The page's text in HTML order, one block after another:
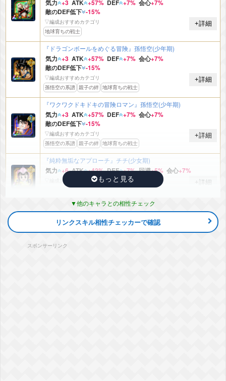
気力 +3 ATK +57% DEF +7% 会心+7%
敵のDEF低下 -15%
▽編成おすすめカテゴリ
地球育ちの戦士
+詳細
『ドラゴンボールをめぐる冒険』孫悟空(少年期)
気力 +3 ATK +57% DEF +7% 会心+7%
敵のDEF低下 -15%
▽編成おすすめカテゴリ
孫悟空の系譜 親子の絆 地球育ちの戦士
+詳細
『ワクワクドキドキの冒険ロマン』孫悟空(少年期)
気力 +3 ATK +57% DEF +7% 会心+7%
敵のDEF低下 -15%
▽編成おすすめカテゴリ
孫悟空の系譜 親子の絆 地球育ちの戦士
+詳細
『純粋無垢なアプローチ』チチ(少女期)
気力 +6 ATK +42% DEF +7% 回避+5% 会心+7%
▽編成おすすめカテゴリ
親子の絆 地球育ちの戦士
+詳細
『危険なブリッ子』ランファン
+42% +5%
敵のDEF低下 -15%
天下一武道会
他のキャラとの相性チェック
リンクスキル相性チェッカーで確認
スポンサーリンク